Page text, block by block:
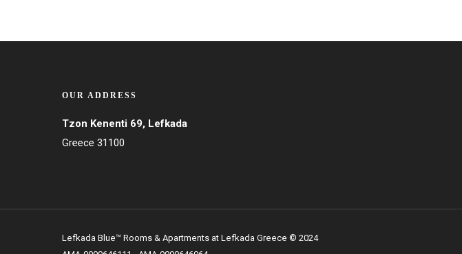
OUR ADDRESS
Tzon Kenenti 69, Lefkada
Greece 31100
Lefkada Blue™ Rooms & Apartments at Lefkada Greece © 2024